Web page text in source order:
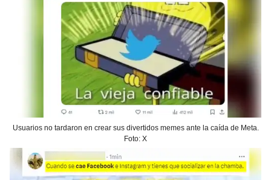
Usuarios no tardaron en crear sus divertidos memes ante la caída de Meta.
Foto: X